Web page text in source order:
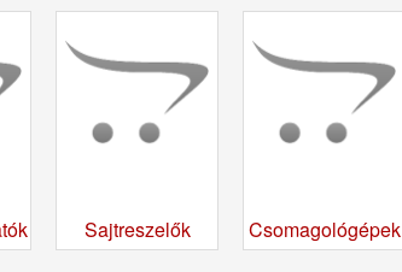
Sajtreszelők Csomagológépek